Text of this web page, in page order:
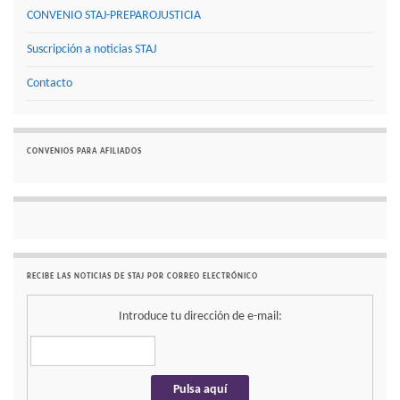
CONVENIO STAJ-PREPAROJUSTICIA
Suscripción a noticias STAJ
Contacto
CONVENIOS PARA AFILIADOS
RECIBE LAS NOTICIAS DE STAJ POR CORREO ELECTRÓNICO
Introduce tu dirección de e-mail: